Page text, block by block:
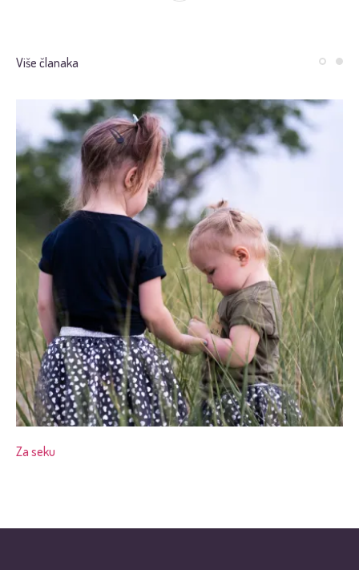
Više članaka
Za seku